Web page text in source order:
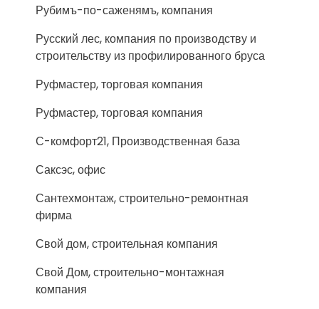
Рубимъ-по-саженямъ, компания
Русский лес, компания по производству и
строительству из профилированного бруса
Руфмастер, торговая компания
Руфмастер, торговая компания
С-комфорт21, Производственная база
Саксэс, офис
Сантехмонтаж, строительно-ремонтная
фирма
Свой дом, строительная компания
Свой Дом, строительно-монтажная
компания